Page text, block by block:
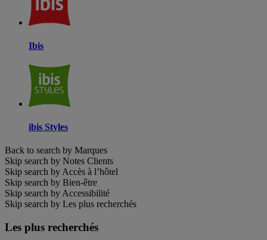
Ibis
ibis Styles
Back to search by Marques
Skip search by Notes Clients
Skip search by Accès à l’hôtel
Skip search by Bien-être
Skip search by Accessibilité
Skip search by Les plus recherchés
Les plus recherchés